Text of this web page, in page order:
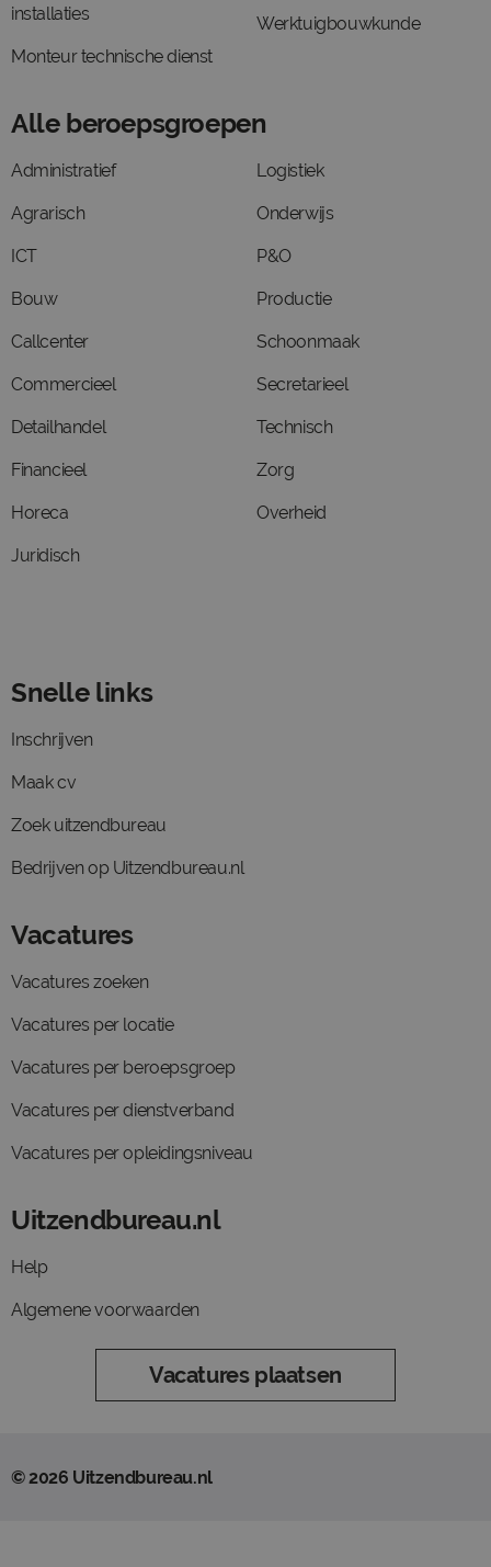
installaties
Monteur technische dienst
Werktuigbouwkunde
Alle beroepsgroepen
Administratief
Agrarisch
ICT
Bouw
Callcenter
Commercieel
Detailhandel
Financieel
Horeca
Juridisch
Logistiek
Onderwijs
P&O
Productie
Schoonmaak
Secretarieel
Technisch
Zorg
Overheid
Snelle links
Inschrijven
Maak cv
Zoek uitzendbureau
Bedrijven op Uitzendbureau.nl
Vacatures
Vacatures zoeken
Vacatures per locatie
Vacatures per beroepsgroep
Vacatures per dienstverband
Vacatures per opleidingsniveau
Uitzendbureau.nl
Help
Algemene voorwaarden
Vacatures plaatsen
© 2026 Uitzendbureau.nl